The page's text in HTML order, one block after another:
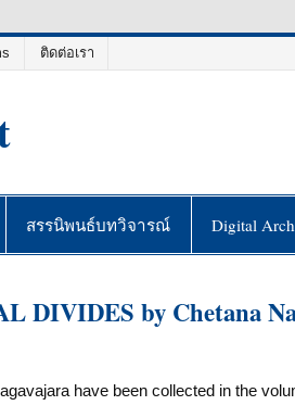
ติดต่อเรา
สรรนิพนธ์บทวิจารณ์ Digital
DIVIDES by Chetana
have been collected in the